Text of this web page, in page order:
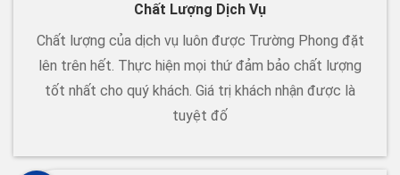
Chất Lượng Dịch Vụ
Chất lượng của dịch vụ luôn được Trường Phong đặt
lên trên hết. Thực hiện mọi thứ đảm bảo chất lượng
tốt nhất cho quý khách. Giá trị khách nhận được là
tuyệt đố